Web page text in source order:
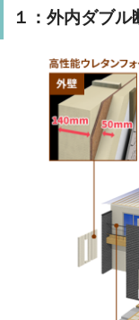
１：外内ダブル